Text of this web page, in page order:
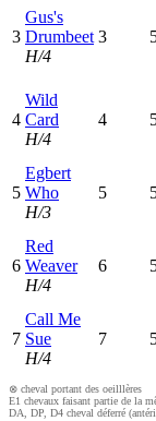
3
Gus's
Drumbeet
H/4
3
4
Wild
Card
H/4
4
5
Egbert
Who
H/3
5
6
Red
Weaver
H/4
6
7
Call Me
Sue
H/4
7
⊗ cheval portant des oeilllères
E1 chevaux faisant partie de la
DA, DP, D4 cheval déferré